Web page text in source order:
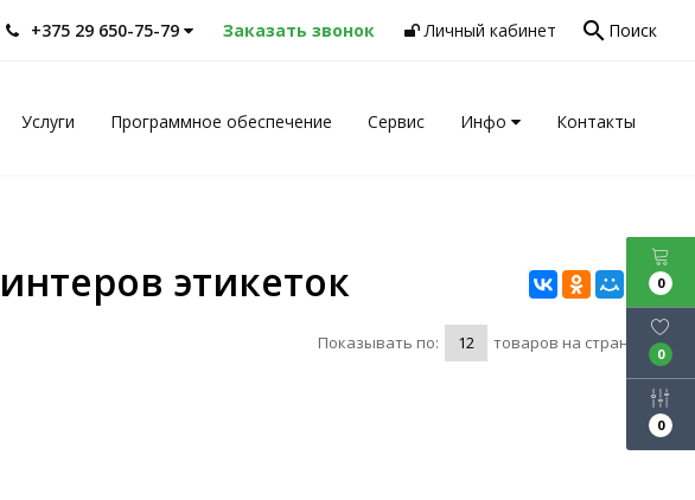
+375 29 650-75-79 Заказать звонок Личный кабинет search Поиск
Услуги Программное обеспечение Сервис Инфо Контакты
этикеток 0
0
0
Показывать по: товаров на странице